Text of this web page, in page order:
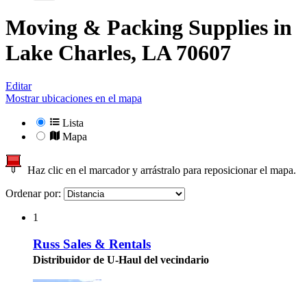
Moving & Packing Supplies in
Lake Charles, LA 70607
Editar
Mostrar ubicaciones en el mapa
Lista
Mapa
Haz clic en el marcador y arrástralo para reposicionar el mapa.
Ordenar por:
1
Russ Sales & Rentals
Distribuidor de U-Haul del vecindario